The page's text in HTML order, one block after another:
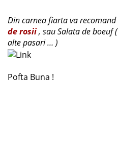
Din carnea fiarta va
de rosii, sau Salata de boeuf
alte pasari … )
Pofta Buna !